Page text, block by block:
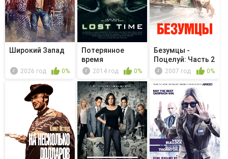
Широкий Запад
2026 год 0%
Потерянное
время
2014 год 0%
Безумцы -
Поцелуй: Часть 2
2007 год 0%